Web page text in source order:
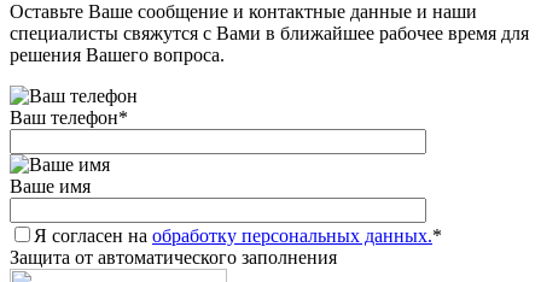
Оставьте Ваше сообщение и контактные данные и наши
специалисты свяжутся с Вами в ближайшее рабочее время для
решения Вашего вопроса.
Ваш телефон*
Ваше имя
Я согласен на обработку персональных данных.*
Защита от автоматического заполнения